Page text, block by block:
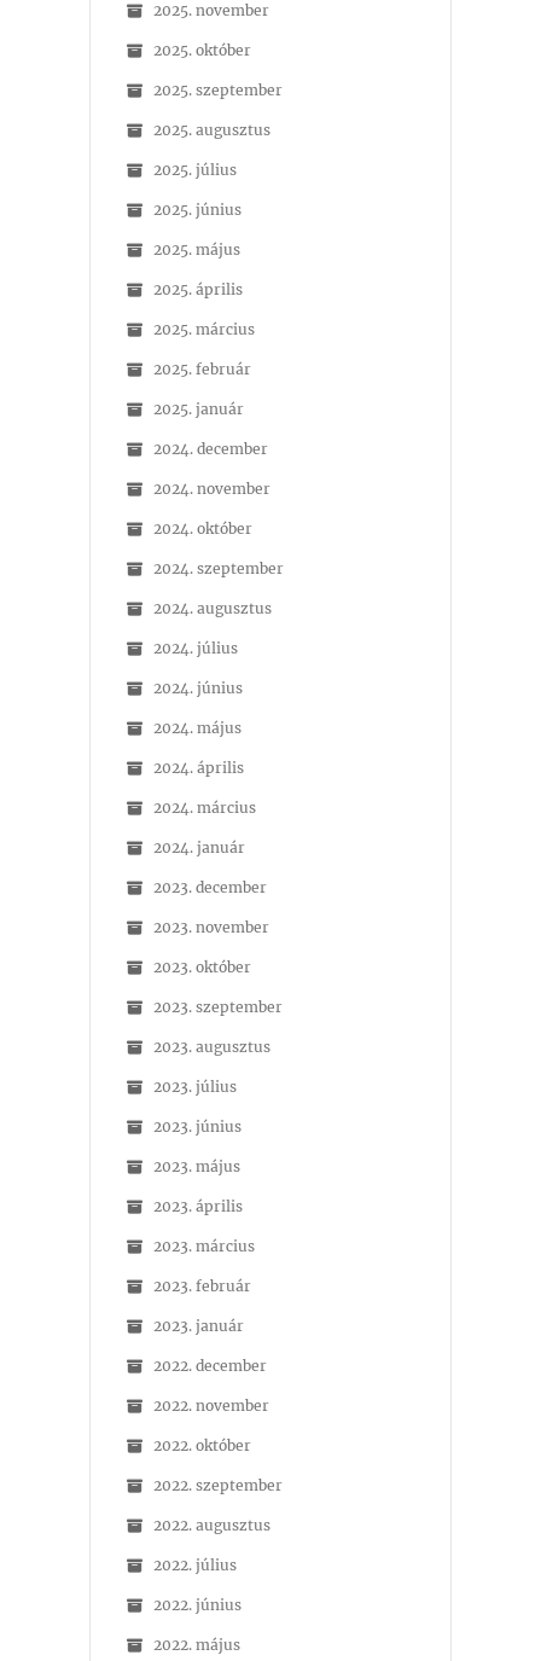
2025. november
2025. október
2025. szeptember
2025. augusztus
2025. július
2025. június
2025. május
2025. április
2025. március
2025. február
2025. január
2024. december
2024. november
2024. október
2024. szeptember
2024. augusztus
2024. július
2024. június
2024. május
2024. április
2024. március
2024. január
2023. december
2023. november
2023. október
2023. szeptember
2023. augusztus
2023. július
2023. június
2023. május
2023. április
2023. március
2023. február
2023. január
2022. december
2022. november
2022. október
2022. szeptember
2022. augusztus
2022. július
2022. június
2022. május